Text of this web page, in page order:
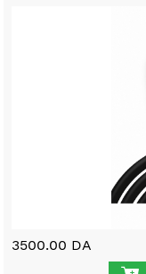
3500.00 DA